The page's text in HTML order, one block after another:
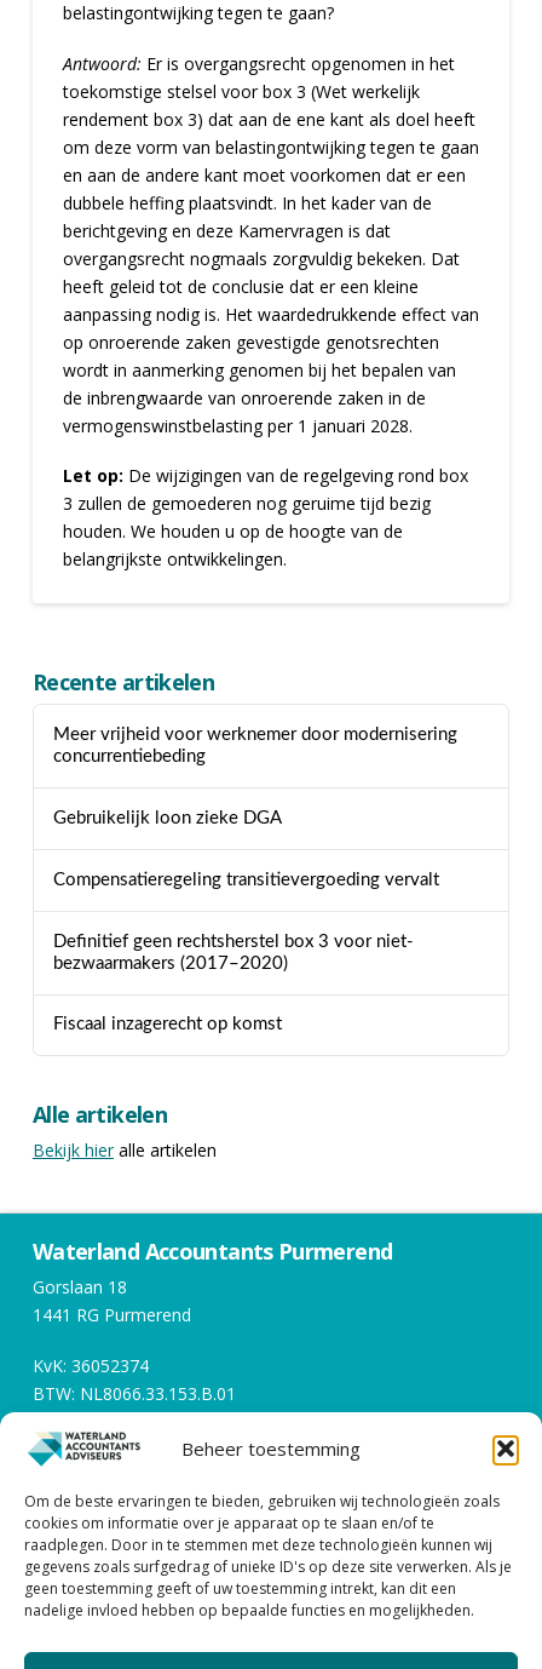
Beheer toestemming
Om de beste ervaringen te bieden, gebruiken wij technologieën zoals
cookies om informatie over je apparaat op te slaan en/of te
raadplegen. Door in te stemmen met deze technologieën kunnen wij
gegevens zoals surfgedrag of unieke ID's op deze site verwerken. Als je
geen toestemming geeft of uw toestemming intrekt, kan dit een
nadelige invloed hebben op bepaalde functies en mogelijkheden.
belastingontwijking tegen te gaan?
Antwoord: Er is overgangsrecht opgenomen in het
toekomstige stelsel voor box 3 (Wet werkelijk
rendement box 3) dat aan de ene kant als doel heeft
om deze vorm van belastingontwijking tegen te gaan
en aan de andere kant moet voorkomen dat er een
dubbele heffing plaatsvindt. In het kader van de
berichtgeving en deze Kamervragen is dat
overgangsrecht nogmaals zorgvuldig bekeken. Dat
heeft geleid tot de conclusie dat er een kleine
aanpassing nodig is. Het waardedrukkende effect van
op onroerende zaken gevestigde genotsrechten
wordt in aanmerking genomen bij het bepalen van
de inbrengwaarde van onroerende zaken in de
vermogenswinstbelasting per 1 januari 2028.
Let op: De wijzigingen van de regelgeving rond box
3 zullen de gemoederen nog geruime tijd bezig
houden. We houden u op de hoogte van de
belangrijkste ontwikkelingen.
Recente artikelen
Meer vrijheid voor werknemer door modernisering
concurrentiebeding
Gebruikelijk loon zieke DGA
Compensatieregeling transitievergoeding vervalt
Definitief geen rechtsherstel box 3 voor niet-
bezwaarmakers (2017–2020)
Fiscaal inzagerecht op komst
Alle artikelen
Bekijk hieralle artikelen
Waterland Accountants Purmerend
Gorslaan 18
1441 RG Purmerend
KvK: 36052374
BTW: NL8066.33.153.B.01
Openingstijden
Werkdagen tussen 08:00 en 17:00
Contact
0299 – 43 45 61